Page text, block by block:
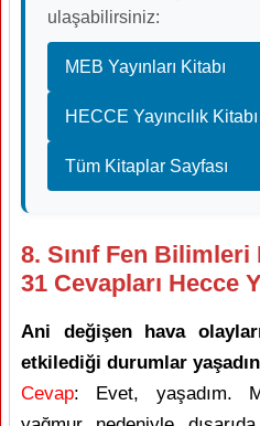
ulaşabilirsiniz:
MEB Yayınları Kitabı
HECCE Yayıncılık Kitabı
Tüm Kitaplar Sayfası
8. Sınıf Fen
31 Cevapları Hecce
Ani değişen hava
etkilediği durumlar
Cevap: Evet, yaşadım.